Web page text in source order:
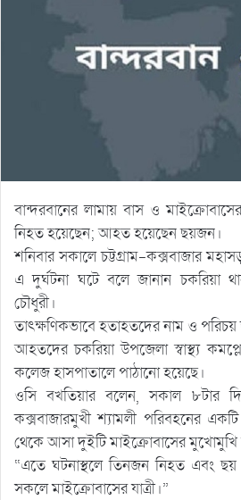
বান্দরবানের লামায় বাস ও
নিহত হয়েছেন; আহত হয়েছেন ছয়জন।
শনিবার সকালে চট্টগ্রাম-কক্সবাজার
এ দুর্ঘটনা ঘটে বলে জানান চকরিয়া
চৌধুরী।
তাৎক্ষণিকভাবে হতাহতদের নাম ও পরিচয়
আহতদের চকরিয়া উপজেলা স্বাস্থ্য
কলেজ হাসপাতালে পাঠানো হয়েছে।
ওসি বখতিয়ার বলেন, সকাল ৮টার
কক্সবাজারমুখী শ্যামলী পরিবহনের
থেকে আসা দুইটি মাইক্রোবাসের মুখোমুখি
“এতে ঘটনাস্থলে তিনজন নিহত এবং
সকলে মাইক্রোবাসের যাত্রী।”